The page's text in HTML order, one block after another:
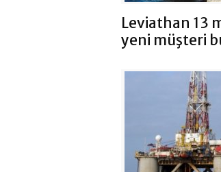
Leviathan 13
yeni müşteri